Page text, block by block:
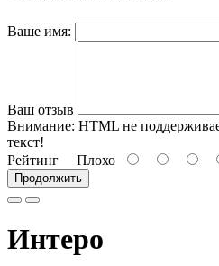
Ваше имя:
Ваш отзыв
Внимание: HTML не
текст!
Рейтинг Плохо
Продолжить
Интеро